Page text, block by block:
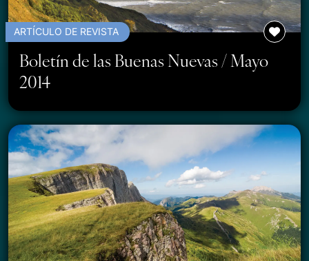
ARTÍCULO DE REVISTA
Boletín de las Buenas Nuevas / Mayo
2014